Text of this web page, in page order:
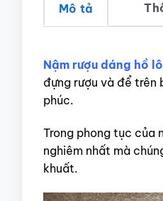
Mô tả
Nậm rượu dáng hồ
đựng rượu và để trên
phúc.
Trong phong tục của
nghiêm nhất mà
khuất.